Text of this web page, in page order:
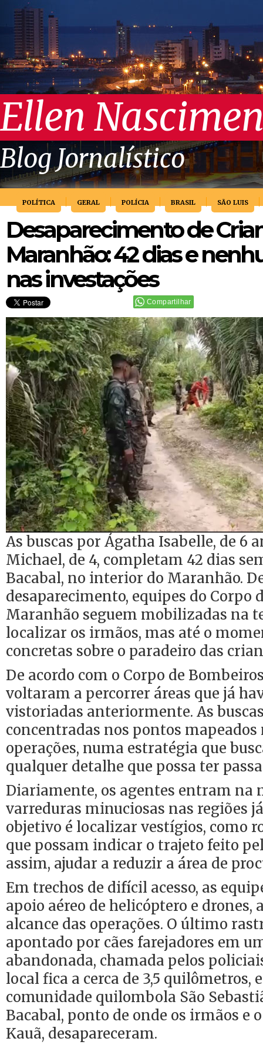
Ellen
Blog Jornalístico
POLÍTICA GERAL POLÍCIA BRASIL SÃO LUIS
Desaparecimento de
Maranhão: 42 dias e
nas investações
Compartilhar
As buscas por Ágatha Isabelle, de 6
Michael, de 4, completam 42 dias
Bacabal, no interior do Maranhão.
desaparecimento, equipes do Corpo
Maranhão seguem mobilizadas na
localizar os irmãos, mas até o
concretas sobre o paradeiro das
De acordo com o Corpo de
voltaram a percorrer áreas que já
vistoriadas anteriormente. As
concentradas nos pontos
operações, numa estratégia que
qualquer detalhe que possa ter
Diariamente, os agentes entram na
varreduras minuciosas nas regiões
objetivo é localizar vestígios, como
que possam indicar o trajeto feito
assim, ajudar a reduzir a área de
Em trechos de difícil acesso, as
apoio aéreo de helicóptero e drones,
alcance das operações. O último
apontado por cães farejadores em
abandonada, chamada pelos policiais
local fica a cerca de 3,5 quilômetros,
comunidade quilombola São
Bacabal, ponto de onde os irmãos e
Kauã, desapareceram.